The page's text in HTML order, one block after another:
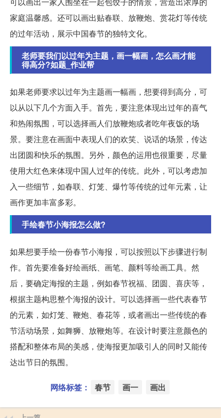
家庭温馨感。还可以画出贴春联、放鞭炮、赏花灯等传统
的过年活动，展示中国春节的独特文化。
老师要我们以过年为主题，画一幅画，怎么画才能
得高分?如题_作业帮
如果老师要求以过年为主题画一幅画，想要得到高分，可
以从以下几个方面入手。首先，要注意体现出过年的喜气
和热闹氛围，可以选择画人们放鞭炮或者吃年夜饭的场
景。要注意在画面中表现人们的欢笑、说话的场景，传达
出团圆和快乐的氛围。另外，颜色的运用也很重要，尽量
使用大红色来体现中国人过年的传统。此外，可以考虑加
入一些细节，如春联、灯笼、爆竹等传统的过年元素，让
画作更加丰富多彩。
手绘春节小海报怎么做?
如果想要手绘一份春节小海报，可以按照以下步骤进行制
作。首先要准备好绘画纸、画笔、颜料等绘画工具。然
后，要确定海报的主题，例如春节祝福、团圆、喜庆等，
根据主题构思整个海报的设计。可以选择画一些代表春节
的元素，如灯笼、鞭炮、春花等，或者画出一些传统的春
节活动场景，如舞狮、放鞭炮等。在设计时要注意颜色的
搭配和整体布局的美感，使海报更加吸引人的同时又能传
达出节日的氛围。
网络标签： 春节 画一 画出